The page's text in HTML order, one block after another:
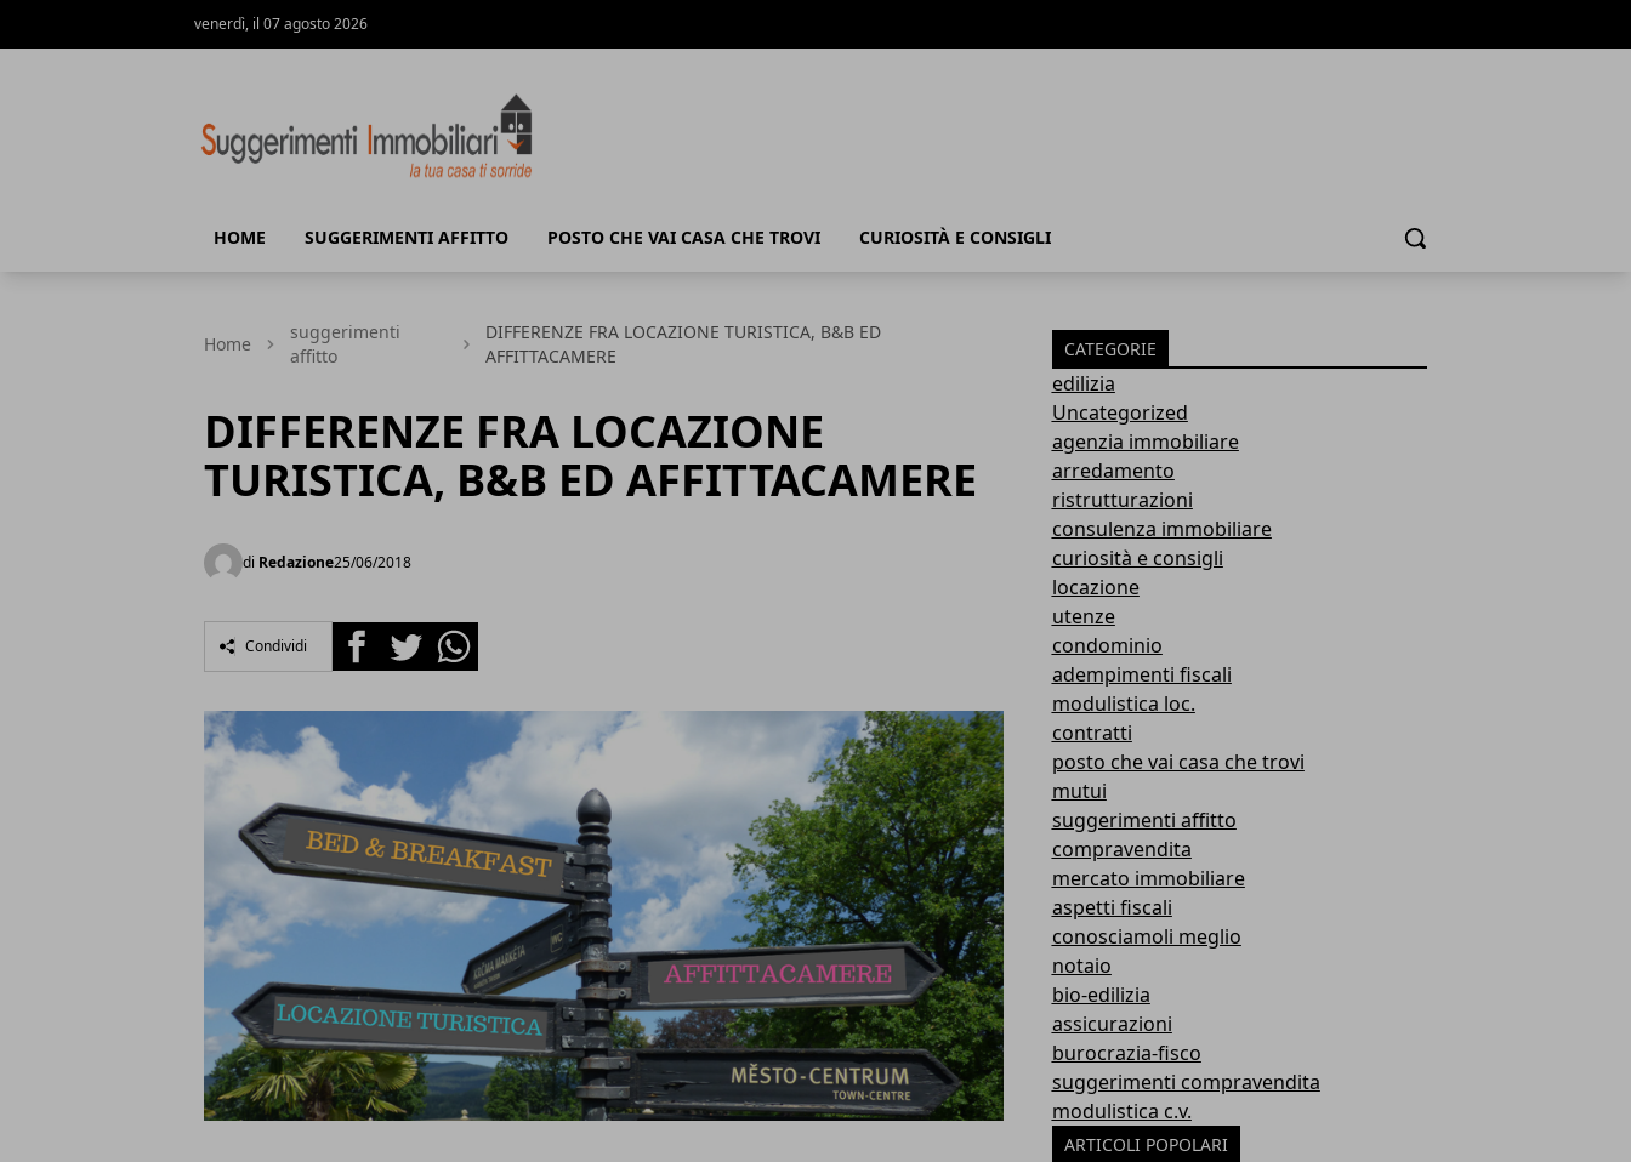
venerdì, il 07 agosto 2026
HOME SUGGERIMENTI AFFITTO POSTO CHE VAI CASA CHE TROVI CURIOSITÀ E CONSIGLI Cerca
Home
suggerimenti
affitto
DIFFERENZE FRA LOCAZIONE TURISTICA, B&B ED
AFFITTACAMERE
DIFFERENZE FRA LOCAZIONE
TURISTICA, B&B ED AFFITTACAMERE
di Redazione25/06/2018
Condividi FacebookTwitterWhatsapp
CATEGORIE
edilizia
Uncategorized
agenzia immobiliare
arredamento
ristrutturazioni
consulenza immobiliare
curiosità e consigli
locazione
utenze
condominio
adempimenti fiscali
modulistica loc.
contratti
posto che vai casa che trovi
mutui
suggerimenti affitto
compravendita
mercato immobiliare
aspetti fiscali
conosciamoli meglio
notaio
bio-edilizia
assicurazioni
burocrazia-fisco
suggerimenti compravendita
modulistica c.v.
ARTICOLI POPOLARI